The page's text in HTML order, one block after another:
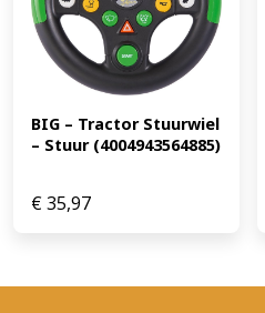
BIG – Tractor Stuurwiel
– Stuur (4004943564885)
€35,97